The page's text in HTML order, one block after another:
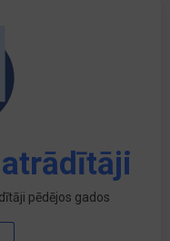
pēdējos gados